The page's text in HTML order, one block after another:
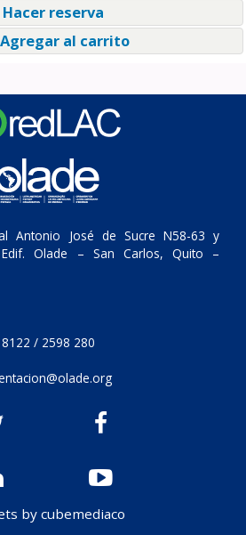
reserva
al carrito
Antonio José de Sucre N58-63 y
Edif. Olade – San Carlos, Quito –
/ 2598 280
by cubemediaco